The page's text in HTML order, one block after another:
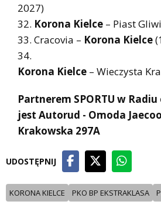
2027)
Korona Kielce – Piast
Cracovia – Korona Kielce
Korona Kielce – Wieczysta
Partnerem SPORTU w Radiu
jest Autorud - Omoda
Krakowska 297A
UDOSTĘPNIJ
KORONA KIELCE PKO BP EKSTRAKLASA